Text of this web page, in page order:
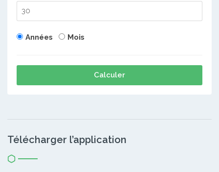
Années Mois
Calculer
Télécharger l’application